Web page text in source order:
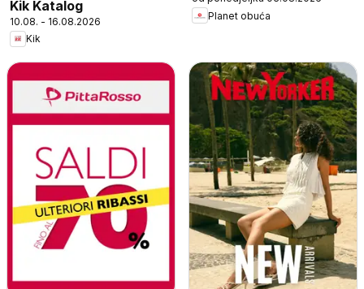
Kik Katalog
10.08. - 16.08.2026
Kik
Planet obuća